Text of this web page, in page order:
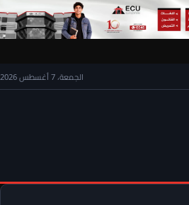
الجمعة، 7 أغسطس 2026